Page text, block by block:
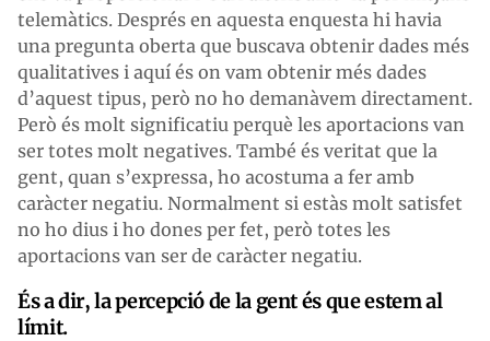
telemàtics. Després en aquesta enquesta hi havia
una pregunta oberta que buscava obtenir dades més
qualitatives i aquí és on vam obtenir més dades
d’aquest tipus, però no ho demanàvem directament.
Però és molt significatiu perquè les aportacions van
ser totes molt negatives. També és veritat que la
gent, quan s’expressa, ho acostuma a fer amb
caràcter negatiu. Normalment si estàs molt satisfet
no ho dius i ho dones per fet, però totes les
aportacions van ser de caràcter negatiu.
És a dir, la percepció de la gent és que estem al
límit.